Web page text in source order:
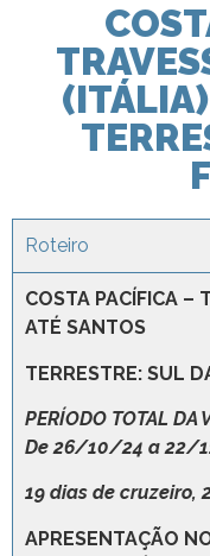
Roteiro
COSTA PACÍFICA –
ATÉ SANTOS
TERRESTRE: SUL
PERÍODO TOTAL DA
De 26/10/24 a 22/
19 dias de cruzeiro,
APRESENTAÇÃO